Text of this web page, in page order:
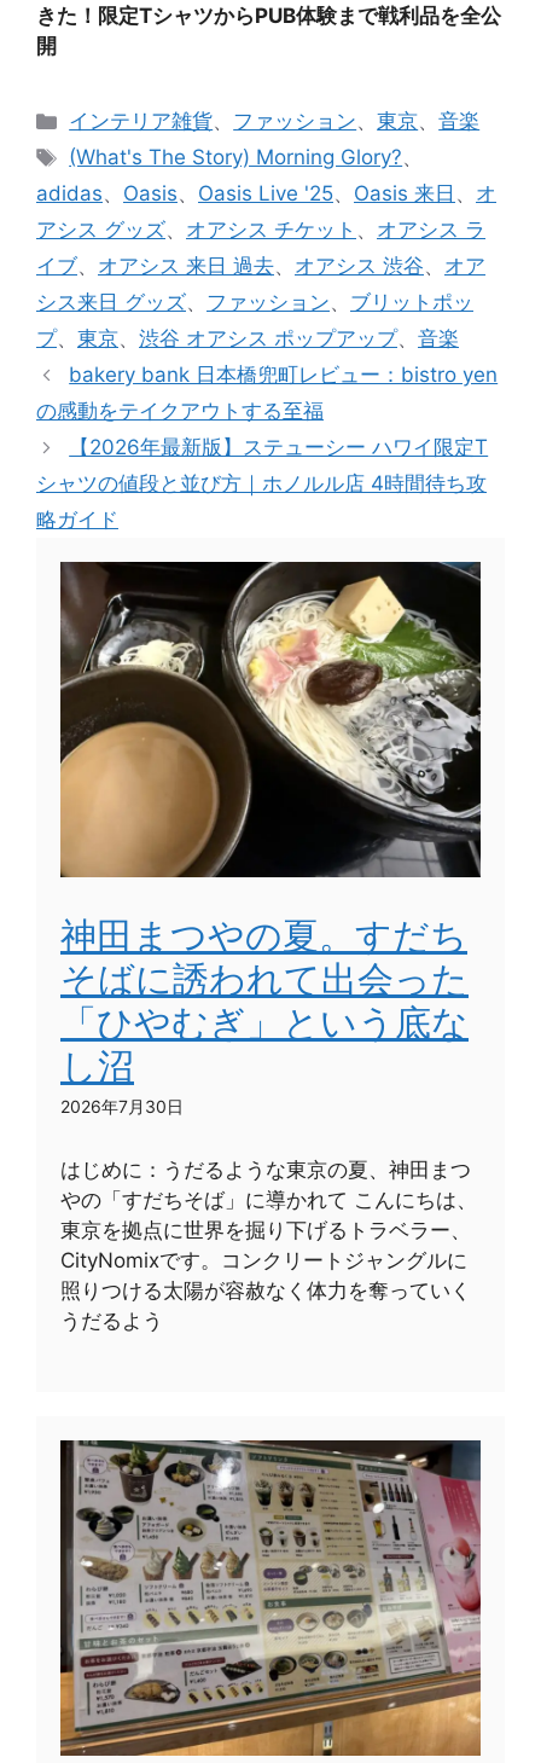
きた！限定TシャツからPUB体験まで戦利品を全公
開
カ
テ
リ
ー
インテリア雑貨、 ファッション、東京、音楽
タ
グ
(What's The Story) Morning Glory?、
adidas、 Oasis、 Oasis Live '25、 Oasis 来日 、 オ
アシス グッズ、 オアシス チケット 、 オアシス ラ
イブ、 オアシス 来日 過去、 オアシス 渋谷、 オア
シス来日 グッズ、 ファッション、 ブリットポッ
プ、 東京、 渋谷 オアシス ポップアップ、 音楽
bakery bank 日本橋兜町レビュー：bistro yen
の感動をテイクアウトする至福
【2026年最新版】ステューシー ハワイ限定T
シャツの値段と並び方｜ホノルル店 4時間待ち攻
略ガイド
神田まつやの夏。すだち
そばに誘われて出会った
「ひやむぎ」という底な
し沼
2026年7月30日
はじめに：うだるような東京の夏、神田まつ
やの「すだちそば」に導かれて こんにちは、
東京を拠点に世界を掘り下げるトラベラー、
CityNomixです。コンクリートジャングルに
照りつける太陽が容赦なく体力を奪っていく
うだるよう